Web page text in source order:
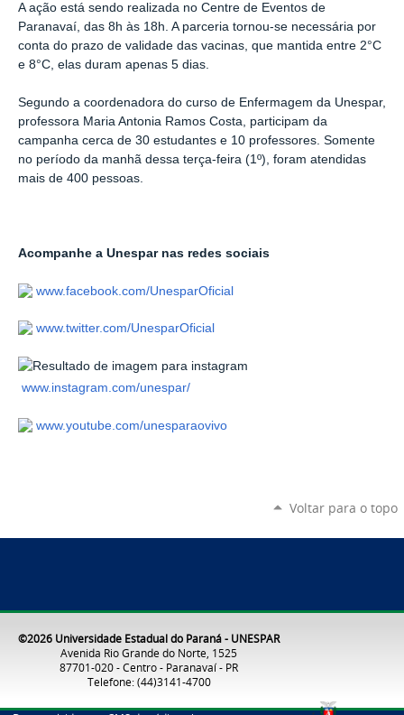
A ação está sendo realizada no Centre de Eventos de
Paranavaí, das 8h às 18h. A parceria tornou-se necessária por
conta do prazo de validade das vacinas, que mantida entre 2°C
e 8°C, elas duram apenas 5 dias.
Segundo a coordenadora do curso de Enfermagem da Unespar,
professora Maria Antonia Ramos Costa, participam da
campanha cerca de 30 estudantes e 10 professores. Somente
no período da manhã dessa terça-feira (1º), foram atendidas
mais de 400 pessoas.
Acompanhe a Unespar nas redes sociais
www.facebook.com/UnesparOficial
www.twitter.com/UnesparOficial
www.instagram.com/unespar/
www.youtube.com/unesparaovivo
Voltar para o topo
©2026 Universidade Estadual do Paraná - UNESPAR
Avenida Rio Grande do Norte, 1525
87701-020 - Centro - Paranavaí - PR
Telefone: (44)3141-4700